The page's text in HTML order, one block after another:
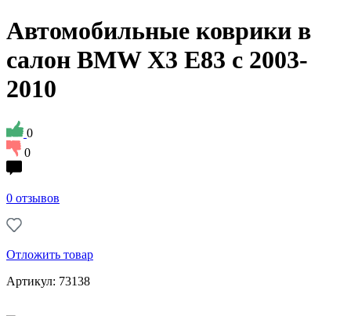
Автомобильные коврики в
салон BMW X3 Е83 с 2003-
2010
0
0
0 отзывов
Отложить товар
Артикул: 73138